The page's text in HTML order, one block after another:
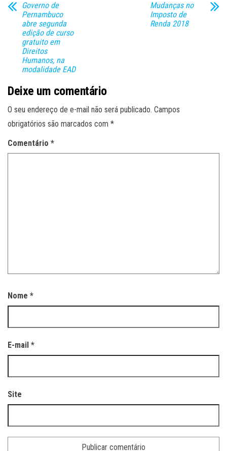
Governo de
Pernambuco
abre segunda
edição de curso
gratuito em
Direitos
Humanos, na
modalidade EAD
Mudanças no
Imposto de
Renda 2018
Deixe um comentário
O seu endereço de e-mail não será publicado. Campos
obrigatórios são marcados com *
Comentário *
Nome *
E-mail *
Site